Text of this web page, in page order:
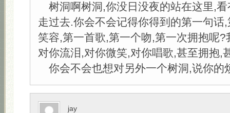
树洞啊树洞,你没日没夜的站在这里,看
走过去.你会不会记得你得到的第一句话
笑容,第一首歌,第一个吻,第一次拥抱呢?
对你流泪,对你微笑,对你唱歌,甚至拥抱,
你会不会也想对另外一个树洞,说你的
jay